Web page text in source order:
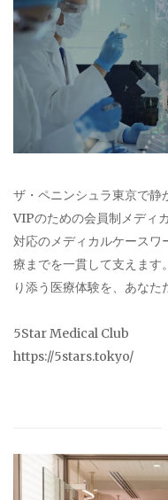
ザ・ペニンシュラ東京で静
VIPのための会員制メディ
対応のメディカルケースワ
療までを一貫して支えます
り添う医療体験を、あなた
5Star Medical Club
https://5stars.tokyo/